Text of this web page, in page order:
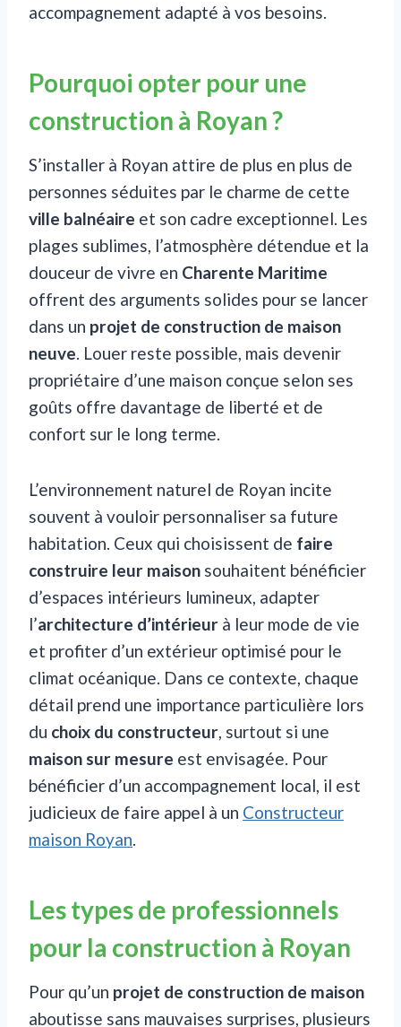
accompagnement adapté à vos besoins.
Pourquoi opter pour une
construction à Royan ?
S’installer à Royan attire de plus en plus de
personnes séduites par le charme de cette
ville balnéaire et son cadre exceptionnel. Les
plages sublimes, l’atmosphère détendue et la
douceur de vivre en Charente Maritime
offrent des arguments solides pour se lancer
dans un projet de construction de maison
neuve. Louer reste possible, mais devenir
propriétaire d’une maison conçue selon ses
goûts offre davantage de liberté et de
confort sur le long terme.
L’environnement naturel de Royan incite
souvent à vouloir personnaliser sa future
habitation. Ceux qui choisissent de faire
construire leur maison souhaitent bénéficier
d’espaces intérieurs lumineux, adapter
l’architecture d’intérieur à leur mode de vie
et profiter d’un extérieur optimisé pour le
climat océanique. Dans ce contexte, chaque
détail prend une importance particulière lors
du choix du constructeur, surtout si une
maison sur mesure est envisagée. Pour
bénéficier d’un accompagnement local, il est
judicieux de faire appel à un Constructeur
maison Royan.
Les types de professionnels
pour la construction à Royan
Pour qu’un projet de construction de maison
aboutisse sans mauvaises surprises, plusieurs